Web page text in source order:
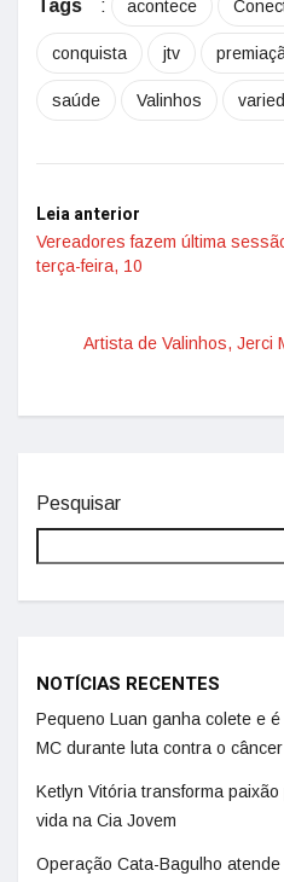
Tags : acontece
conquista jtv
saúde Valinhos
Leia anterior
Vereadores fazem última
terça-feira, 10
Artista de Valinhos, Jerci
Pesquisar
NOTÍCIAS RECENTES
Pequeno Luan ganha colete e
MC durante luta contra o câncer
Ketlyn Vitória transforma
vida na Cia Jovem
Operação Cata-Bagulho